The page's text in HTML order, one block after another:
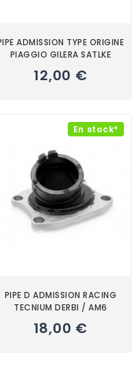
ADMISSION TYPE ORIGINE
PIAGGIO GILERA SATLKE
12,00 €
En stock*
PIPE D ADMISSION RACING
TECNIUM DERBI / AM6
18,00 €